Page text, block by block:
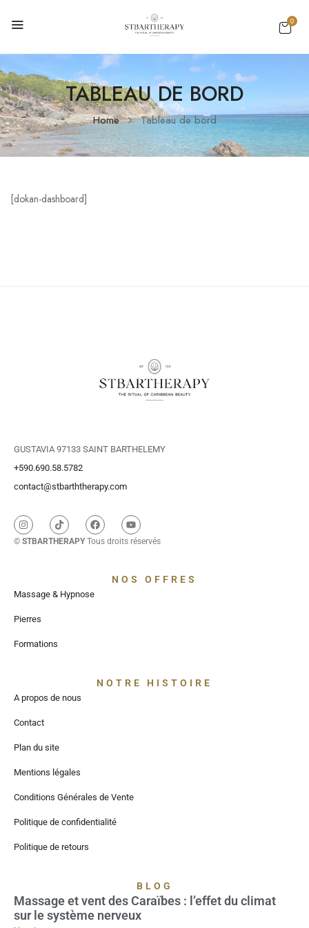
0
TABLEAU DE BORD
Home Tableau de bord
[dokan-dashboard]
GUSTAVIA 97133 SAINT BARTHELEMY
+590.690.58.5782
contact@stbarththerapy.com
© STBARTHERAPY Tous droits réservés
NOS OFFRES
Massage & Hypnose
Pierres
Formations
NOTRE HISTOIRE
A propos de nous
Contact
Plan du site
Mentions légales
Conditions Générales de Vente
Politique de confidentialité
Politique de retours
BLOG
Massage et vent des Caraïbes : l’effet du climat
sur le système nerveux